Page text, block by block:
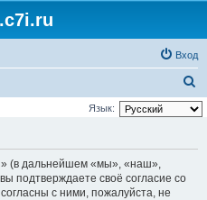
Вход
о
Язык:
(в дальнейшем «мы», «наш»,
подтверждаете своё согласие со
с ними, пожалуйста, не